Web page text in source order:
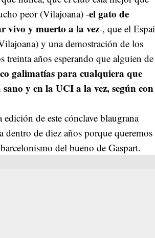
peor (Vilajoana) -el gato de
vivo y muerto a la vez-, que el Espai
y una demostración de los
treinta años esperando que alguien de
galimatías para cualquiera que
y en la UCI a la vez, según con
de este cónclave blaugrana
dentro de diez años porque queremos
del bueno de Gaspart.